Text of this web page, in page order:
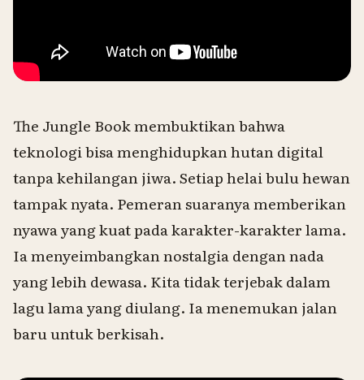
The Jungle Bookmembuktikan bahwa
teknologi bisa menghidupkan hutan digital
tanpa kehilangan jiwa. Setiap helai bulu hewan
tampak nyata. Pemeran suaranya memberikan
nyawa yang kuat pada karakter-karakter lama.
Ia menyeimbangkan nostalgia dengan nada
yang lebih dewasa. Kita tidak terjebak dalam
lagu lama yang diulang. Ia menemukan jalan
baru untuk berkisah.